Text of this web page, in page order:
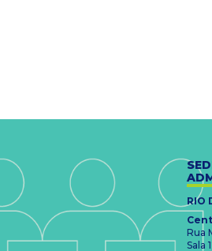
RIO
Rua
Sala